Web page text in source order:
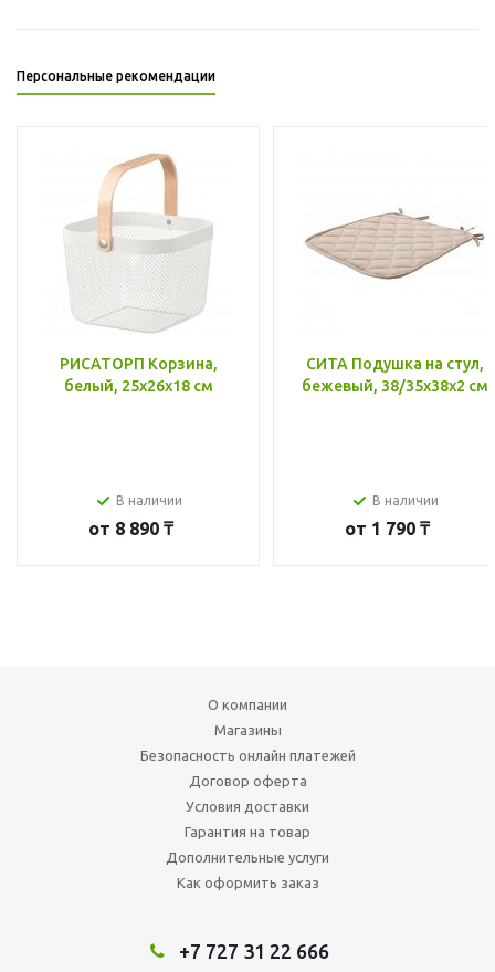
Персональные рекомендации
РИСАТОРП Корзина,
белый, 25x26x18 см
В наличии
от 8 890 ₸
СИТА Подушка на стул,
бежевый, 38/35x38x2 см
В наличии
от 1 790 ₸
О компании
Магазины
Безопасность онлайн платежей
Договор оферта
Условия доставки
Гарантия на товар
Дополнительные услуги
Как оформить заказ
+7 727 31 22 666